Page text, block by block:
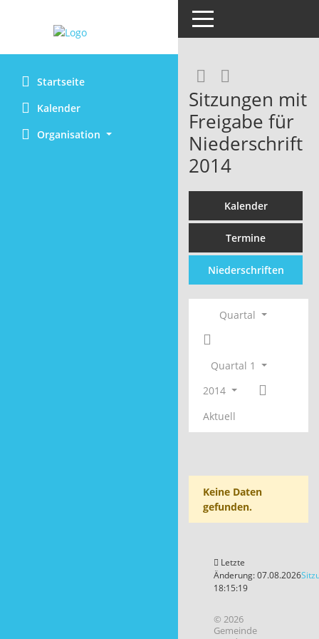
Startseite
Kalender
Organisation
Toggle navigation
Sitzungen mit
Freigabe für
Niederschrift
2014
Kalender
Termine
Niederschriften
Quartal
Quartal 1
2014
Aktuell
Keine Daten
gefunden.
Letzte
Änderung: 07.08.2026
18:15:19
© 2026
Gemeinde